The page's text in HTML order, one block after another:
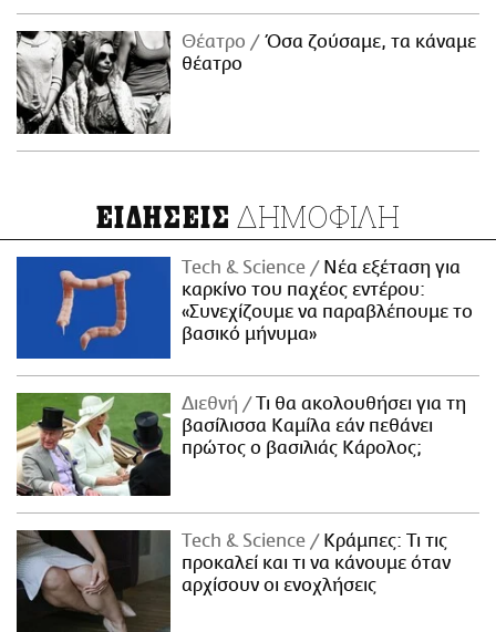
Θέατρο
Όσα ζούσαμε, τα κάναμε
θέατρο
ΕΙΔΗΣΕΙΣ ΔΗΜΟΦΙΛΗ
Τech & Science
Νέα εξέταση για
καρκίνο του παχέος εντέρου:
«Συνεχίζουμε να παραβλέπουμε το
βασικό μήνυμα»
Διεθνή
Τι θα ακολουθήσει για τη
βασίλισσα Καμίλα εάν πεθάνει
πρώτος ο βασιλιάς Κάρολος;
Τech & Science
Κράμπες: Τι τις
προκαλεί και τι να κάνουμε όταν
αρχίσουν οι ενοχλήσεις